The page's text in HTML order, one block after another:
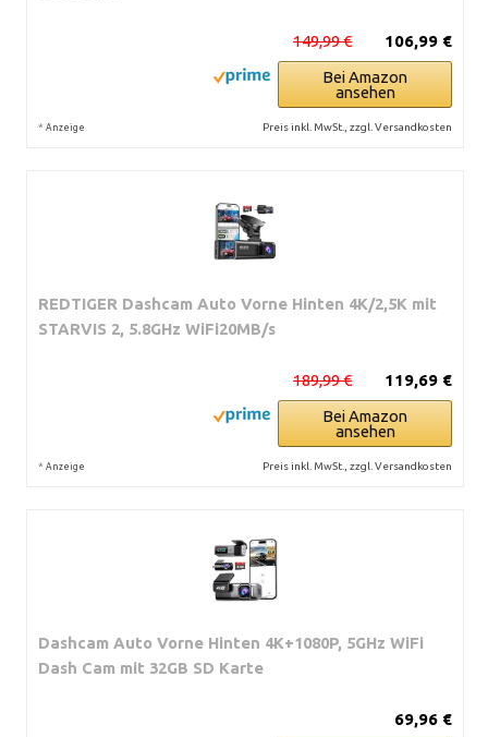
106,99 €
149,99 €
Bei Amazon
ansehen
* Anzeige Preis inkl. MwSt., zzgl. Versandkosten
REDTIGER Dashcam Auto Vorne Hinten 4K/2,5K mit
STARVIS 2, 5.8GHz WiFi20MB/s
119,69 €
189,99 €
Bei Amazon
ansehen
* Anzeige Preis inkl. MwSt., zzgl. Versandkosten
Dashcam Auto Vorne Hinten 4K+1080P, 5GHz WiFi
Dash Cam mit 32GB SD Karte
69,96 €